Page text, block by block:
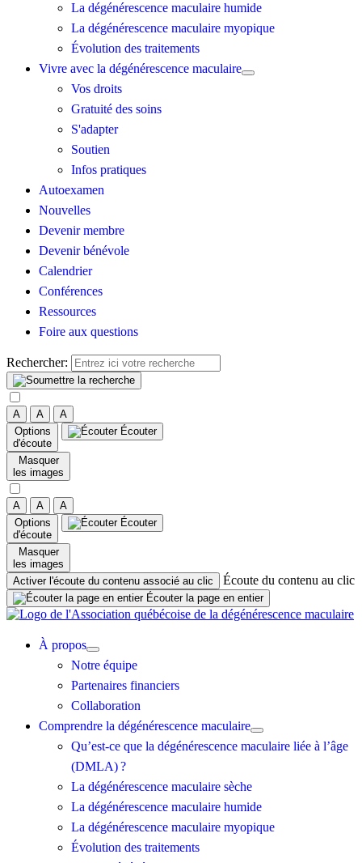
La dégénérescence maculaire humide
La dégénérescence maculaire myopique
Évolution des traitements
Vivre avec la dégénérescence maculaire
Vos droits
Gratuité des soins
S'adapter
Soutien
Infos pratiques
Autoexamen
Nouvelles
Devenir membre
Devenir bénévole
Calendrier
Conférences
Ressources
Foire aux questions
Rechercher:
A A
A
Options
d'écoute
Écouter
Masquer
les images
A A
A
Options
d'écoute
Écouter
Masquer
les images
Activer l'écoute du contenu associé au clic
Écoute du contenu au clic
Écouter la page en entier
À propos
Notre équipe
Partenaires financiers
Collaboration
Comprendre la dégénérescence maculaire
Qu’est-ce que la dégénérescence maculaire liée à l’âge
(DMLA) ?
La dégénérescence maculaire sèche
La dégénérescence maculaire humide
La dégénérescence maculaire myopique
Évolution des traitements